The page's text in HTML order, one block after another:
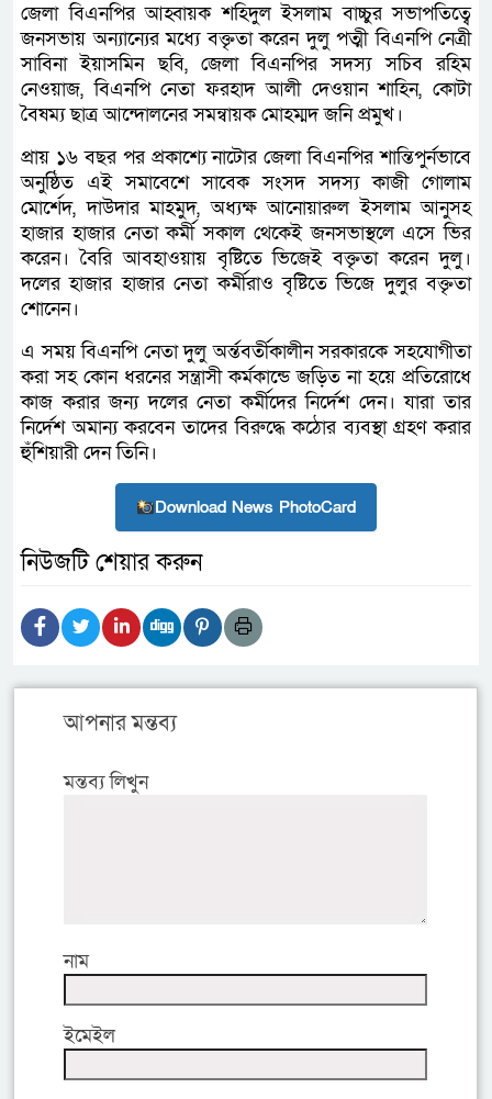
জেলা বিএনপির আহ্বায়ক শহিদুল ইসলাম বাচ্চুর সভাপতিত্বে
জনসভায় অন্যান্যের মধ্যে বক্তৃতা করেন দুলু পত্মী বিএনপি নেত্রী
সাবিনা ইয়াসমিন ছবি, জেলা বিএনপির সদস্য সচিব রহিম
নেওয়াজ, বিএনপি নেতা ফরহাদ আলী দেওয়ান শাহিন, কোটা
বৈষম্য ছাত্র আন্দোলনের সমন্বায়ক মোহম্মদ জনি প্রমুখ।
প্রায় ১৬ বছর পর প্রকাশ্যে নাটোর জেলা বিএনপির শান্তিপুর্নভাবে
অনুষ্ঠিত এই সমাবেশে সাবেক সংসদ সদস্য কাজী গোলাম
মোর্শেদ, দাউদার মাহমুদ, অধ্যক্ষ আনোয়ারুল ইসলাম আনুসহ
হাজার হাজার নেতা কর্মী সকাল থেকেই জনসভাস্থলে এসে ভির
করেন। বৈরি আবহাওয়ায় বৃষ্টিতে ভিজেই বক্তৃতা করেন দুলু।
দলের হাজার হাজার নেতা কর্মীরাও বৃষ্টিতে ভিজে দুলুর বক্তৃতা
শোনেন।
এ সময় বিএনপি নেতা দুলু অর্ন্তবর্তীকালীন সরকারকে সহযোগীতা
করা সহ কোন ধরনের সন্ত্রাসী কর্মকান্ডে জড়িত না হয়ে প্রতিরোধে
কাজ করার জন্য দলের নেতা কর্মীদের নির্দেশ দেন। যারা তার
নির্দেশ অমান্য করবেন তাদের বিরুদ্ধে কঠোর ব্যবস্থা গ্রহণ করার
হুঁশিয়ারী দেন তিনি।
Download News PhotoCard
নিউজটি শেয়ার করুন
আপনার মন্তব্য
মন্তব্য লিখুন
নাম
ইমেইল